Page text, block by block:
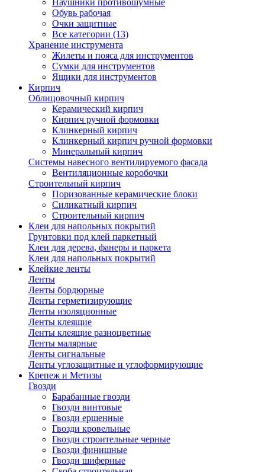
Наушники противошумные
Обувь рабочая
Очки защитные
Все категории (13)
Хранение инструмента
Жилеты и пояса для инструментов
Сумки для инструментов
Ящики для инструментов
Кирпич
Облицовочный кирпич
Керамический кирпич
Кирпич ручной формовки
Клинкерный кирпич
Клинкерный кирпич ручной формовки
Минеральный кирпич
Системы навесного вентилируемого фасада
Вентиляционные коробочки
Строительный кирпич
Поризованные керамические блоки
Силикатный кирпич
Строительный кирпич
Клеи для напольных покрытий
Грунтовки под клей паркетный
Клеи для дерева, фанеры и паркета
Клеи для напольных покрытий
Клейкие ленты
Ленты
Ленты бордюрные
Ленты герметизирующие
Ленты изоляционные
Ленты клеящие
Ленты клеящие разноцветные
Ленты малярные
Ленты сигнальные
Ленты углозащитные и углоформирующие
Крепеж и Метизы
Гвозди
Барабанные гвозди
Гвозди винтовые
Гвозди ершенные
Гвозди кровельные
Гвозди строительные черные
Гвозди финишные
Гвозди шиферные